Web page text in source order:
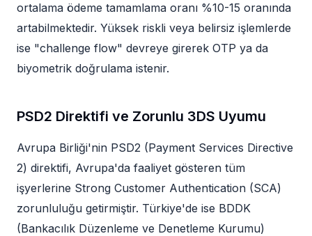
ortalama ödeme tamamlama oranı %10-15 oranında
artabilmektedir. Yüksek riskli veya belirsiz işlemlerde
ise "challenge flow" devreye girerek OTP ya da
biyometrik doğrulama istenir.
PSD2 Direktifi ve Zorunlu 3DS Uyumu
Avrupa Birliği'nin PSD2 (Payment Services Directive
2) direktifi, Avrupa'da faaliyet gösteren tüm
işyerlerine Strong Customer Authentication (SCA)
zorunluluğu getirmiştir. Türkiye'de ise BDDK
(Bankacılık Düzenleme ve Denetleme Kurumu)